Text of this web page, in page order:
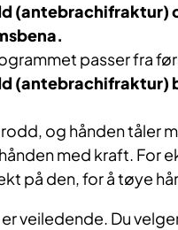
(antebrachifraktur)
passer fra
(antebrachifraktur)
og hånden tåler
med kraft. For
på den, for å tøye
veiledende. Du